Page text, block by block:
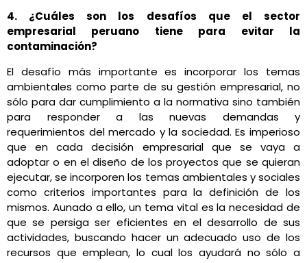
4. ¿Cuáles son los desafíos que el sector
empresarial peruano tiene para evitar la
contaminación?
El desafío más importante es incorporar los temas
ambientales como parte de su gestión empresarial, no
sólo para dar cumplimiento a la normativa sino también
para responder a las nuevas demandas y
requerimientos del mercado y la sociedad. Es imperioso
que en cada decisión empresarial que se vaya a
adoptar o en el diseño de los proyectos que se quieran
ejecutar, se incorporen los temas ambientales y sociales
como criterios importantes para la definición de los
mismos. Aunado a ello, un tema vital es la necesidad de
que se persiga ser eficientes en el desarrollo de sus
actividades, buscando hacer un adecuado uso de los
recursos que emplean, lo cual los ayudará no sólo a